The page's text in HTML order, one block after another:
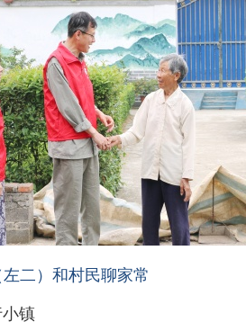
二）和村民聊家常
镇